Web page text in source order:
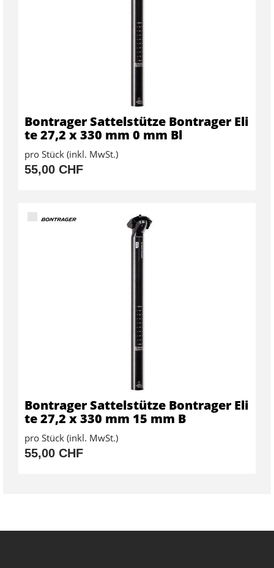
Bontrager Sattelstütze Bontrager Eli
te 27,2 x 330 mm 0 mm Bl
pro Stück (inkl. MwSt.)
55,00 CHF
Bontrager Sattelstütze Bontrager Eli
te 27,2 x 330 mm 15 mm B
pro Stück (inkl. MwSt.)
55,00 CHF